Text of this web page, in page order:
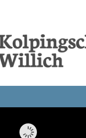
Willich